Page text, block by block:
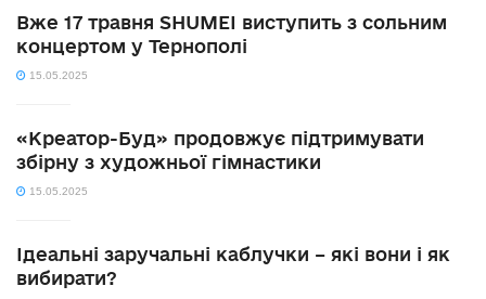
Вже 17 травня SHUMEI виступить з сольним
концертом у Тернополі
15.05.2025
«Креатор-Буд» продовжує підтримувати
збірну з художньої гімнастики
15.05.2025
Ідеальні заручальні каблучки – які вони і як
вибирати?